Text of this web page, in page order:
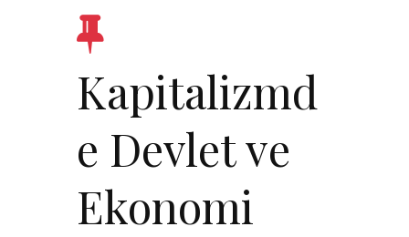
Kapitalizmd
e Devlet ve
Ekonomi